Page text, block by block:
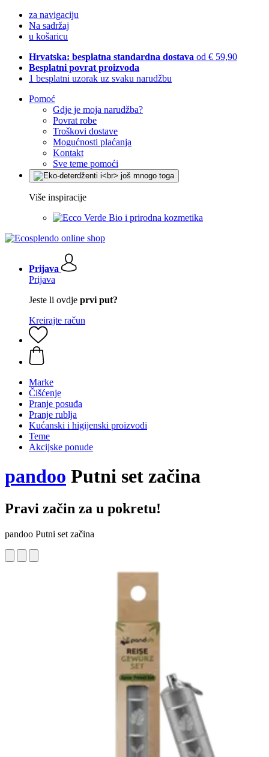
za navigaciju
Na sadržaj
u košaricu
Hrvatska: besplatna standardna dostava od € 59,90
Besplatni povrat proizvoda
1 besplatni uzorak uz svaku narudžbu
Pomoć
Gdje je moja narudžba?
Povrat robe
Troškovi dostave
Mogućnosti plaćanja
Kontakt
Sve teme pomoći
Više inspiracije
Bio i prirodna kozmetika
Prijava
Prijava
Jeste li ovdje prvi put?
Kreirajte račun
Marke
Čišćenje
Pranje posuđa
Pranje rublja
Kućanski i higijenski proizvodi
Teme
Akcijske ponude
pandoo Putni set začina
Pravi začin za u pokretu!
pandoo Putni set začina